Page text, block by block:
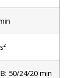
50/24/20 min